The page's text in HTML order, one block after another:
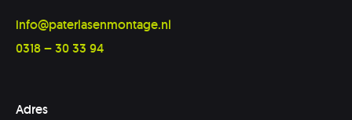
info@paterlasenmontage.nl
0318 – 30 33 94
Adres